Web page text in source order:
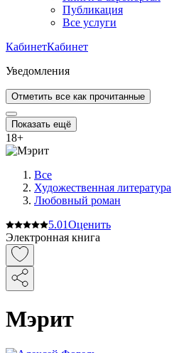
Публикация
Все услуги
КабинетКабинет
Уведомления
Отметить все как прочитанные
Показать ещё
18+
Все
Художественная литература
Любовный роман
5.01Оценить
Электронная книга
Мэрит